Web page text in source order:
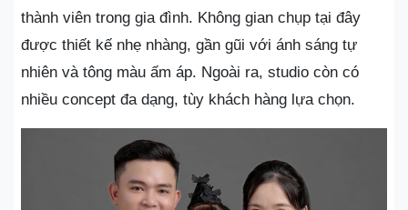
thành viên trong gia đình. Không gian chụp tại đây
được thiết kế nhẹ nhàng, gần gũi với ánh sáng tự
nhiên và tông màu ấm áp. Ngoài ra, studio còn có
nhiều concept đa dạng, tùy khách hàng lựa chọn.